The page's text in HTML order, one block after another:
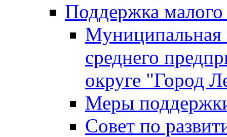
Поддержка малого
Муниципальная
среднего
округе "Город
Меры
Совет по